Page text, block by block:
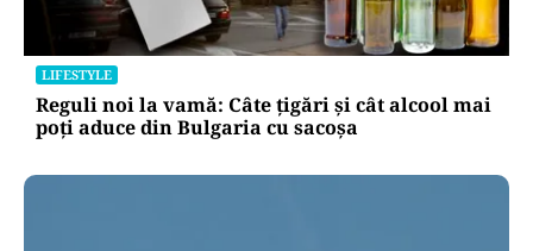
LIFESTYLE
Reguli noi la vamă: Câte țigări și cât alcool mai
poți aduce din Bulgaria cu sacoșa